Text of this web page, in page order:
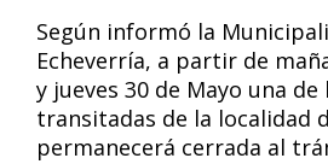
Según informó la
Echeverría, a partir de
y jueves 30 de Mayo una de
transitadas de la localidad
permanecerá cerrada al